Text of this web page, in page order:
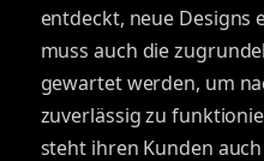
entdeckt, neue Designs
muss auch die
gewartet werden, um
zuverlässig zu
steht ihren Kunden